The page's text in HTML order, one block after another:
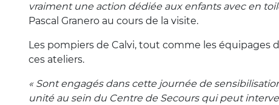
vraiment une action dédiée aux enfants avec en
Pascal Granero au cours de la visite.
Les pompiers de Calvi, tout comme les équipages
ces ateliers.
« Sont engagés dans cette journée de
unité au sein du Centre de Secours qui peut